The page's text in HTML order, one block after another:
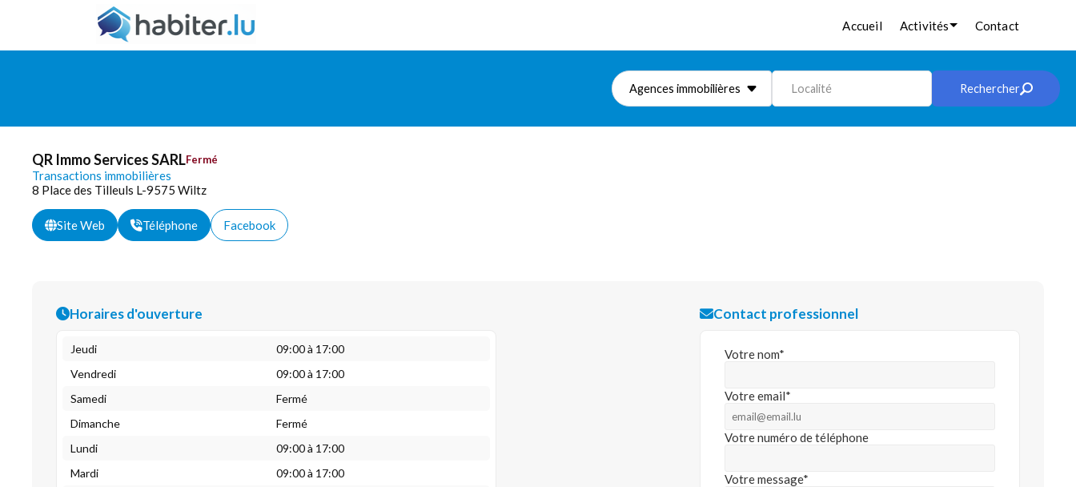
Accueil Activités Contact
Agences immobilières Localité Rechercher
QR Immo Services SARLFermé
Transactions immobilières
8 Place des Tilleuls L-9575 Wiltz
Site Web Téléphone Facebook
Horaires d'ouverture
Jeudi
09:00 à 17:00
Vendredi
09:00 à 17:00
Samedi
Fermé
Dimanche
Fermé
Lundi
09:00 à 17:00
Mardi
09:00 à 17:00
Contact professionnel
Votre nom*
Votre email*
Votre numéro de téléphone
Votre message*